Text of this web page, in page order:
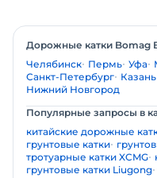
Дорожные катки Bomag
Челябинск Пермь Уфа
Санкт-Петербург Казань
Нижний Новгород
Популярные запросы в
китайские дорожные
грунтовые катки
тротуарные катки XCMG
грунтовые катки Liugong